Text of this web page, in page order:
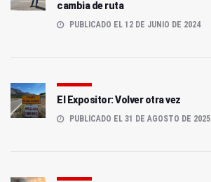
cambia de ruta
PUBLICADO EL 12 DE JUNIO DE 2024
El Expositor: Volver otra vez
PUBLICADO EL 31 DE AGOSTO DE 2025